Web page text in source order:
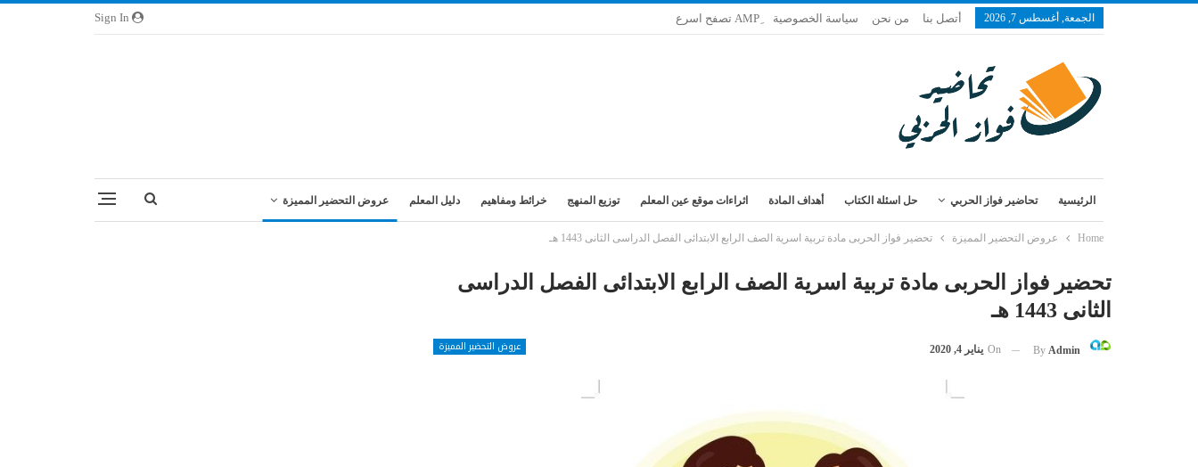
الجمعة, أغسطس 7, 2026 أتصل بنا من نحن سياسة الخصوصية
الرئيسية تحاضير فواز الحربي حل اسئلة الكتاب أهداف المادة اثراءات موقع عين المعلم توزيع المنهج خرائط ومفاهيم دليل المعلم عروض التحضير المميزة
Home عروض التحضير المميزة تحضير فواز الحربى مادة تربية اسرية الصف الرابع الابتدائى الفصل الدراسى الثانى 1443 هـ
تحضير فواز الحربى مادة تربية اسرية الصف الرابع الابتدائى الفصل الدراسى
الثانى 1443 هـ
عروض التحضير المميزة By Admin
On يناير 4, 2020